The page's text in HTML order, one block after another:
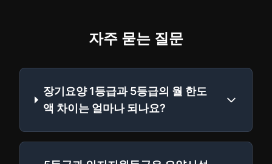
자주 묻는 질문
장기요양 1등급과 5등급의 월 한도
액 차이는 얼마나 되나요?